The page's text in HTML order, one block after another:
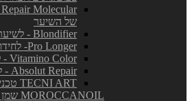
של השיער
Blondifier - לשיער בלונדיני
Pro Longer- לחידוש אורכי השיער
Vitamino Color - לטיפוח שיער צבוע
Absolut Repair - לשיקום השיער
TECNI ART טכני ארט- לוריאל פרופסיונל
MOROCCANOIL שמן מרוקאי